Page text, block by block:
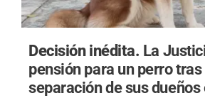
Decisión inédita. La
pensión para un perro tras
separación de sus